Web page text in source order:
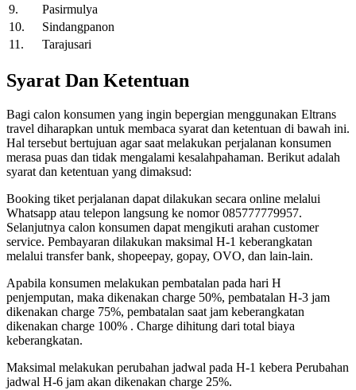
9.
Pasirmulya
10.
Sindangpanon
11.
Tarajusari
Syarat Dan Ketentuan
Bagi calon konsumen yang ingin bepergian menggunakan Eltrans
travel diharapkan untuk membaca syarat dan ketentuan di bawah ini.
Hal tersebut bertujuan agar saat melakukan perjalanan konsumen
merasa puas dan tidak mengalami kesalahpahaman. Berikut adalah
syarat dan ketentuan yang dimaksud:
Booking tiket perjalanan dapat dilakukan secara online melalui
Whatsapp atau telepon langsung ke nomor 085777779957.
Selanjutnya calon konsumen dapat mengikuti arahan customer
service. Pembayaran dilakukan maksimal H-1 keberangkatan
melalui transfer bank, shopeepay, gopay, OVO, dan lain-lain.
Apabila konsumen melakukan pembatalan pada hari H
penjemputan, maka dikenakan charge 50%, pembatalan H-3 jam
dikenakan charge 75%, pembatalan saat jam keberangkatan
dikenakan charge 100% . Charge dihitung dari total biaya
keberangkatan.
Maksimal melakukan perubahan jadwal pada H-1 kebera Perubahan
jadwal H-6 jam akan dikenakan charge 25%.